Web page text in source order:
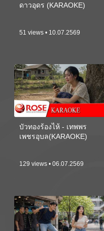
ดาวอุดร (KARAOKE)
51 views • 10.07.2569
บัวทองร้องไห้ - เทพพร
เพชรอุบล(KARAOKE)
129 views • 06.07.2569